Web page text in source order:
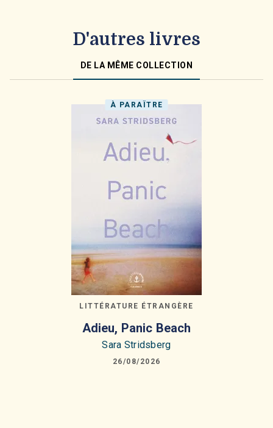
D'autres livres
DE LA MÊME COLLECTION
À PARAÎTRE
LITTÉRATURE ÉTRANGÈRE
Adieu, Panic Beach
Sara Stridsberg
26/08/2026